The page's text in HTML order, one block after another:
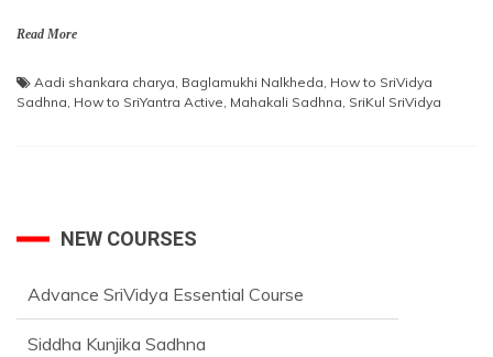
Read More
Aadi shankara charya, Baglamukhi Nalkheda, How to SriVidya
Sadhna, How to SriYantra Active, Mahakali Sadhna, SriKul SriVidya
NEW COURSES
Advance SriVidya Essential Course
Siddha Kunjika Sadhna